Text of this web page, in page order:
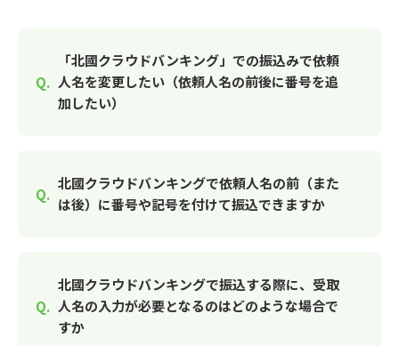
「北國クラウドバンキング」での振込みで依頼
人名を変更したい（依頼人名の前後に番号を追
加したい）
北國クラウドバンキングで依頼人名の前（また
は後）に番号や記号を付けて振込できますか
北國クラウドバンキングで振込する際に、受取
人名の入力が必要となるのはどのような場合で
すか